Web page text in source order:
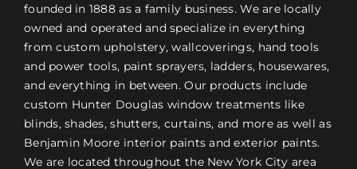
founded in 1888 as a family business. We are locally
owned and operated and specialize in everything
from custom upholstery, wallcoverings, hand tools
and power tools, paint sprayers, ladders, housewares,
and everything in between. Our products include
custom Hunter Douglas window treatments like
blinds, shades, shutters, curtains, and more as well as
Benjamin Moore interior paints and exterior paints.
We are located throughout the New York City area